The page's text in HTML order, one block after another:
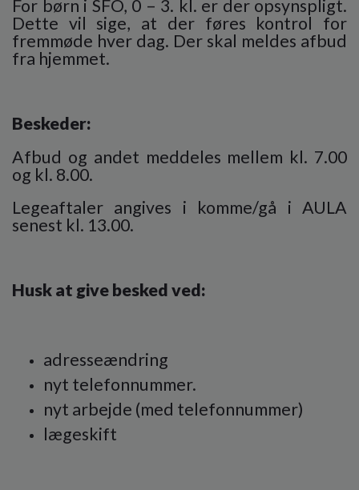
For børn i SFO, 0 – 3. kl. er der opsynspligt.
Dette vil sige, at der føres kontrol for
fremmøde hver dag. Der skal meldes afbud
fra hjemmet.
Beskeder:
Afbud og andet meddeles mellem kl. 7.00
og kl. 8.00.
Legeaftaler angives i komme/gå i AULA
senest kl. 13.00.
Husk at give besked ved:
adresseændring
nyt telefonnummer.
nyt arbejde (med telefonnummer)
lægeskift